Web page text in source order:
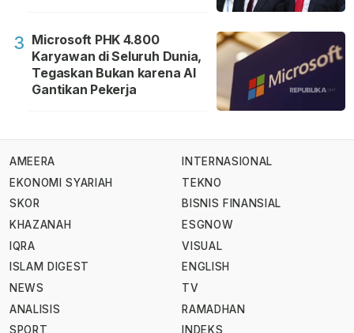
3 Microsoft PHK 4.800
Karyawan di Seluruh Dunia,
Tegaskan Bukan karena AI
Gantikan Pekerja
AMEERA
EKONOMI SYARIAH
SKOR
KHAZANAH
IQRA
ISLAM DIGEST
NEWS
ANALISIS
SPORT
INTERNASIONAL
TEKNO
BISNIS FINANSIAL
ESGNOW
VISUAL
ENGLISH
TV
RAMADHAN
INDEKS